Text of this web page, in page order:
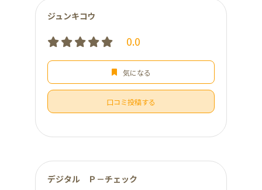
ジュンキコウ
0.0
気になる
口コミ投稿する
デジタル Ｐ－チェック